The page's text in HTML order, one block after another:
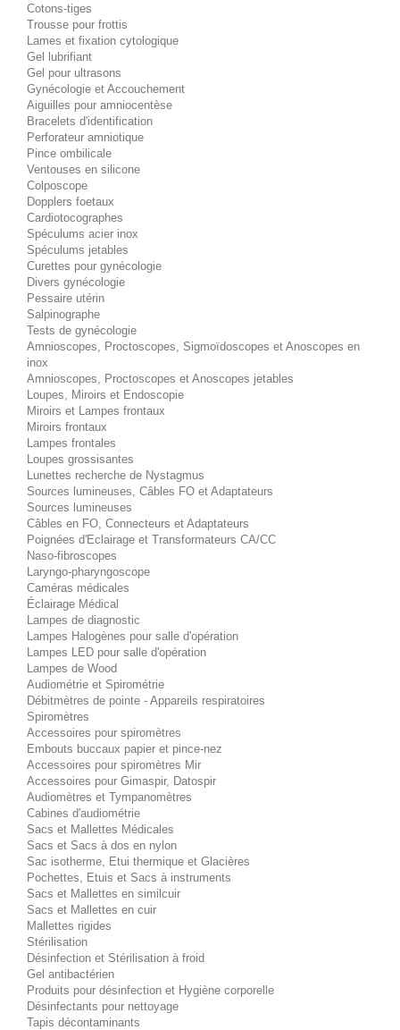
Cotons-tiges
Trousse pour frottis
Lames et fixation cytologique
Gel lubrifiant
Gel pour ultrasons
Gynécologie et Accouchement
Aiguilles pour amniocentèse
Bracelets d'identification
Perforateur amniotique
Pince ombilicale
Ventouses en silicone
Colposcope
Dopplers foetaux
Cardiotocographes
Spéculums acier inox
Spéculums jetables
Curettes pour gynécologie
Divers gynécologie
Pessaire utérin
Salpinographe
Tests de gynécologie
Amnioscopes, Proctoscopes, Sigmoïdoscopes et Anoscopes en
inox
Amnioscopes, Proctoscopes et Anoscopes jetables
Loupes, Miroirs et Endoscopie
Miroirs et Lampes frontaux
Miroirs frontaux
Lampes frontales
Loupes grossisantes
Lunettes recherche de Nystagmus
Sources lumineuses, Câbles FO et Adaptateurs
Sources lumineuses
Câbles en FO, Connecteurs et Adaptateurs
Poignées d'Eclairage et Transformateurs CA/CC
Naso-fibroscopes
Laryngo-pharyngoscope
Caméras médicales
Éclairage Médical
Lampes de diagnostic
Lampes Halogènes pour salle d'opération
Lampes LED pour salle d'opération
Lampes de Wood
Audiométrie et Spirométrie
Débitmètres de pointe - Appareils respiratoires
Spiromètres
Accessoires pour spiromètres
Embouts buccaux papier et pince-nez
Accessoires pour spiromètres Mir
Accessoires pour Gimaspir, Datospir
Audiomètres et Tympanomètres
Cabines d'audiométrie
Sacs et Mallettes Médicales
Sacs et Sacs à dos en nylon
Sac isotherme, Etui thermique et Glacières
Pochettes, Etuis et Sacs à instruments
Sacs et Mallettes en similcuir
Sacs et Mallettes en cuir
Mallettes rigides
Stérilisation
Désinfection et Stérilisation à froid
Gel antibactérien
Produits pour désinfection et Hygiène corporelle
Désinfectants pour nettoyage
Tapis décontaminants